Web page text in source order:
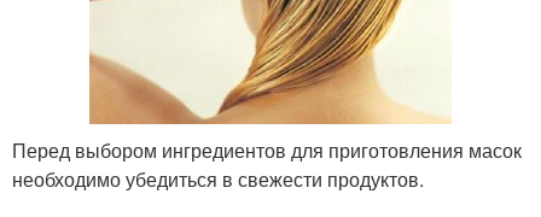
Маска из смеси Домашние маски
Маски для густоты Маски для укрепления
Перед выбором ингредиентов для приготовления масок
необходимо убедиться в свежести продуктов.